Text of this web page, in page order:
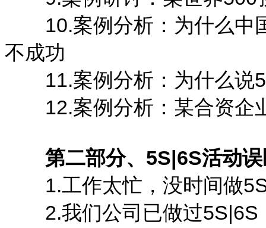
10.案例分析：为什么中
不成功
11.案例分析：为什么说
12.案例分析：某合资企
第二部分、5S|6S活动
1.工作太忙，没时间做
2.我们公司已做过5S|6S